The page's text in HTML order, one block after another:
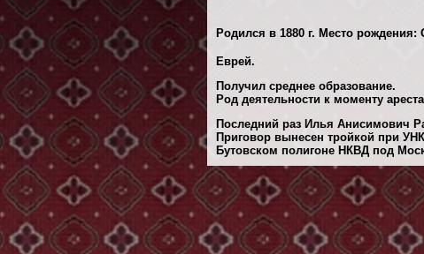
Родился в 1880 г. Место рождения:
Еврей.
Получил среднее образование.
Род деятельности к моменту
Последний раз Илья Анисимович
Приговор вынесен тройкой при
Бутовском полигоне НКВД под